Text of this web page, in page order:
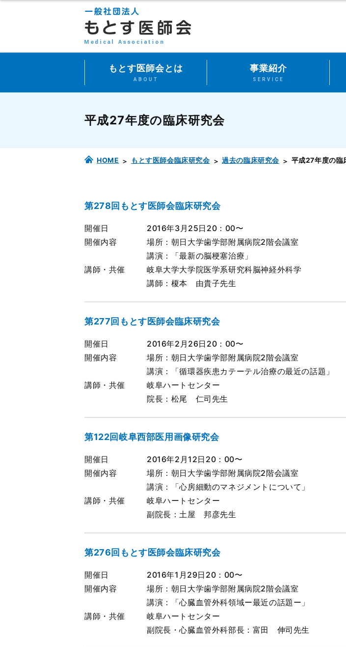
もとす医師会とは
ABOUT
事業紹介
SERVICE
平成27年度の臨床研究会
HOME もとす医師会臨床研究会 過去の臨床研究会 平成27年度の臨
第278回もとす医師会臨床研究会
開催日
2016年3月25日20：00〜
開催内容
場所：朝日大学歯学部附属病院2階会議室
講演：「最新の脳梗塞治療」
講師・共催
岐阜大学大学院医学系研究科脳神経外科学
講師：榎本 由貴子先生
第277回もとす医師会臨床研究会
開催日
2016年2月26日20：00〜
開催内容
場所：朝日大学歯学部附属病院2階会議室
講演：「循環器疾患カテーテル治療の最近の話題」
講師・共催
岐阜ハートセンター
院長：松尾 仁司先生
第122回岐阜西部医用画像研究会
開催日
2016年2月12日20：00〜
開催内容
場所：朝日大学歯学部附属病院2階会議室
講演：「心房細動のマネジメントについて」
講師・共催
岐阜ハートセンター
副院長：土屋 邦彦先生
第276回もとす医師会臨床研究会
開催日
2016年1月29日20：00〜
開催内容
場所：朝日大学歯学部附属病院2階会議室
講演：「心臓血管外科領域ー最近の話題ー」
講師・共催
岐阜ハートセンター
副院長・心臓血管外科部長：富田 伸司先生